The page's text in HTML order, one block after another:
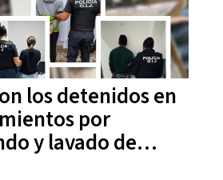
los detenidos en
por
y lavado de